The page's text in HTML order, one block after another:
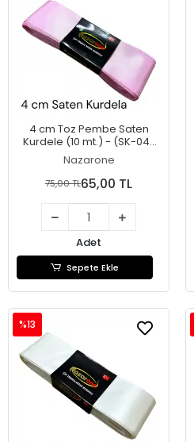
4 cm Toz Pembe Saten
Kurdele (10 mt.) - (SK-04-
10)
Nazarone
75,00 TL65,00 TL
Adet
Sepete Ekle
%13